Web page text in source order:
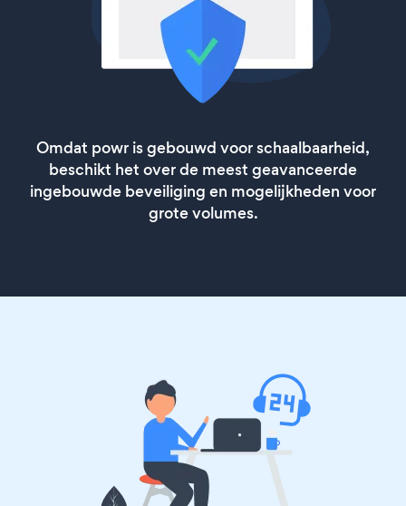
Omdat powr is gebouwd voor schaalbaarheid,
beschikt het over de meest geavanceerde
ingebouwde beveiliging en mogelijkheden voor
grote volumes.